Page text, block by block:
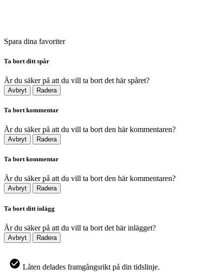
Spara dina favoriter
Ta bort ditt spår
Är du säker på att du vill ta bort det här spåret?
Avbryt Radera
Ta bort kommentar
Är du säker på att du vill ta bort den här kommentaren?
Avbryt Radera
Ta bort kommentar
Är du säker på att du vill ta bort den här kommentaren?
Avbryt Radera
Ta bort ditt inlägg
Är du säker på att du vill ta bort det här inlägget?
Avbryt Radera
Låten delades framgångsrikt på din tidslinje.